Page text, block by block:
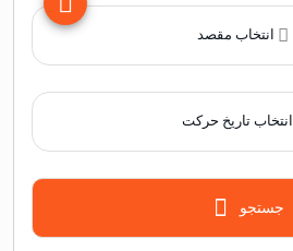
انتخاب تاریخ حرکت
جستجو